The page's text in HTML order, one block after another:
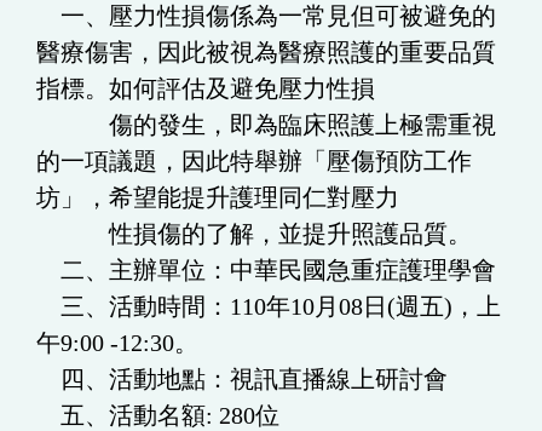
一、壓力性損傷係為一常見但可被避免的
醫療傷害，因此被視為醫療照護的重要品質
指標。如何評估及避免壓力性損
傷的發生，即為臨床照護上極需重視
的一項議題，因此特舉辦「壓傷預防工作
坊」，希望能提升護理同仁對壓力
性損傷的了解，並提升照護品質。
二、主辦單位：中華民國急重症護理學會
三、活動時間：110年10月08日(週五)，上
午9:00 -12:30。
四、活動地點：視訊直播線上研討會
五、活動名額: 280位